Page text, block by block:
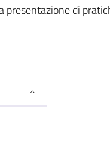
presentazione di